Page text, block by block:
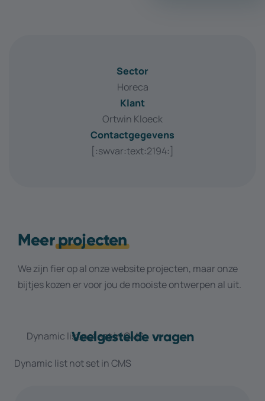
Sector
Horeca
Klant
Ortwin Kloeck
Contactgegevens
[:swvar:text:2194:]
Meerprojecten
We zijn fier op al onze website projecten, maar onze
bijtjes kozen er voor jou de mooiste ontwerpen al uit.
Dynamic list not set in CMS
Veelgestelde vragen
Dynamic list not set in CMS